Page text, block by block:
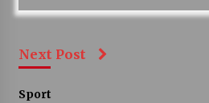
Next Post
Sport